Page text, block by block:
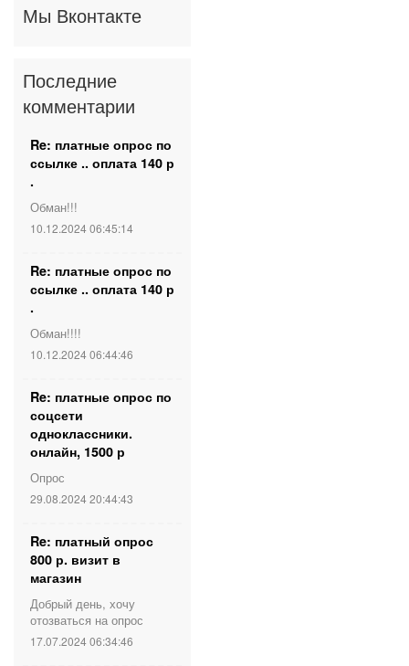
Мы Вконтакте
Последние
комментарии
Re: платные опрос по
ссылке .. оплата 140 р
.
Обман!!!
10.12.2024 06:45:14
Re: платные опрос по
ссылке .. оплата 140 р
.
Обман!!!!
10.12.2024 06:44:46
Re: платные опрос по
соцсети
одноклассники.
онлайн, 1500 р
Опрос
29.08.2024 20:44:43
Re: платный опрос
800 р. визит в
магазин
Добрый день, хочу
отозваться на опрос
17.07.2024 06:34:46